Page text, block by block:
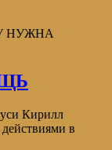
НУЖНА
Кирилл
в